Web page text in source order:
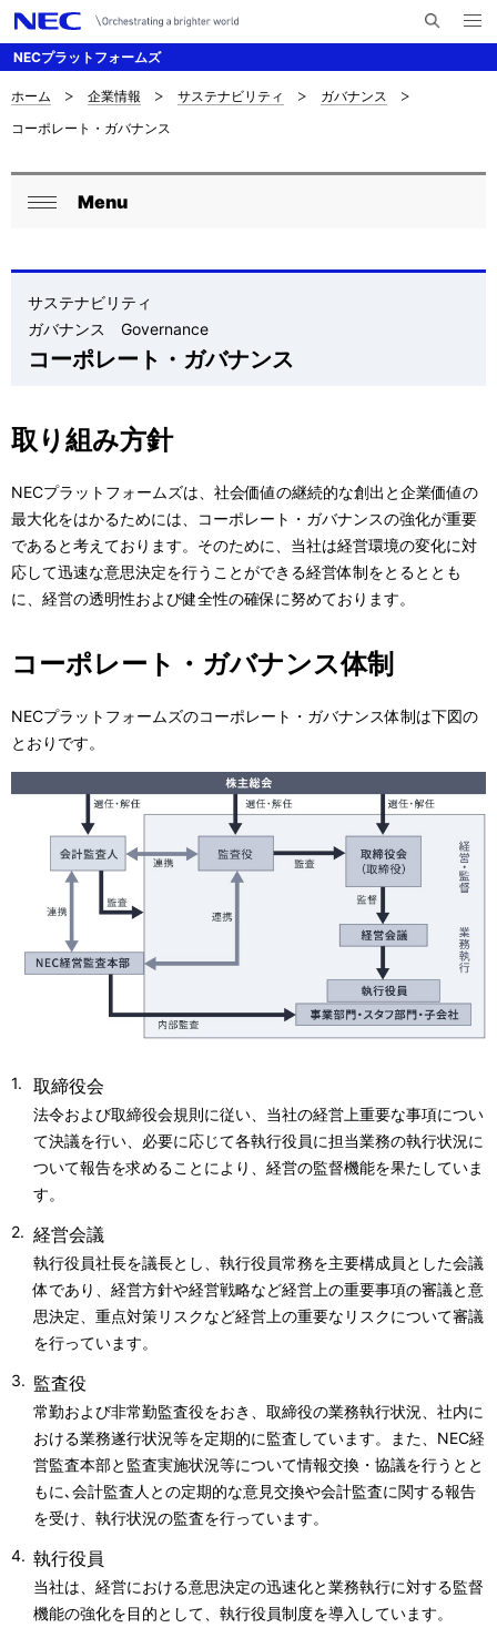
NECプラットフォームズ
メ
ニ
ナ
ビ
ゲ
ョ
サ
イ
ト
の
現
在
置
表
示
し
い
ま
す
。
ホーム 企業情報 サステナビリティ
ガバナンス
コーポレート・ガバナンス
ロ
カ
ル
ナ
ゲ
ー
シ
ョ
Menu
コーポレート・ガバナンス
サステナビリティ
ガバナンス Governance
取り組み方針
NECプラットフォームズは、社会価値の継続的な創出と企業価値の
最大化をはかるためには、コーポレート・ガバナンスの強化が重要
であると考えております。そのために、当社は経営環境の変化に対
応して迅速な意思決定を行うことができる経営体制をとるととも
に、経営の透明性および健全性の確保に努めております。
コーポレート・ガバナンス体制
NECプラットフォームズのコーポレート・ガバナンス体制は下図の
とおりです。
取締役会
法令および取締役会規則に従い、当社の経営上重要な事項につい
て決議を行い、必要に応じて各執行役員に担当業務の執行状況に
ついて報告を求めることにより、経営の監督機能を果たしていま
す。
経営会議
執行役員社長を議長とし、執行役員常務を主要構成員とした会議
体であり、経営方針や経営戦略など経営上の重要事項の審議と意
思決定、重点対策リスクなど経営上の重要なリスクについて審議
を行っています。
監査役
常勤および非常勤監査役をおき、取締役の業務執行状況、社内に
おける業務遂行状況等を定期的に監査しています。また、NEC経
営監査本部と監査実施状況等について情報交換・協議を行うとと
もに､会計監査人との定期的な意見交換や会計監査に関する報告
を受け、執行状況の監査を行っています。
執行役員
当社は、経営における意思決定の迅速化と業務執行に対する監督
機能の強化を目的として、執行役員制度を導入しています。